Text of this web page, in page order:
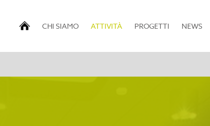
CHI SIAMO ATTIVITÀ(current)PROGETTI NEWS